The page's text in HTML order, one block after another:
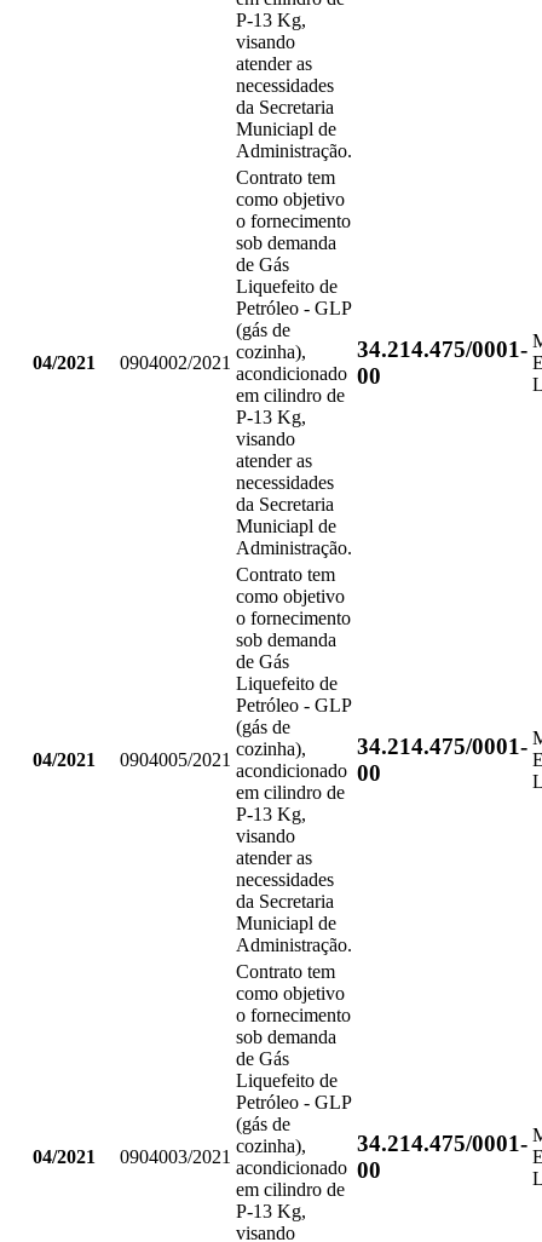
P-13 Kg,
visando
atender as
necessidades
da Secretaria
Municiapl de
Administração.
04/2021 0904002/2021
Contrato tem
como objetivo
o fornecimento
sob demanda
de Gás
Liquefeito de
Petróleo - GLP
(gás de
cozinha),
acondicionado
em cilindro de
P-13 Kg,
visando
atender as
necessidades
da Secretaria
Municiapl de
Administração.
34.214.475/0001-
00
04/2021 0904005/2021
Contrato tem
como objetivo
o fornecimento
sob demanda
de Gás
Liquefeito de
Petróleo - GLP
(gás de
cozinha),
acondicionado
em cilindro de
P-13 Kg,
visando
atender as
necessidades
da Secretaria
Municiapl de
Administração.
34.214.475/0001-
00
04/2021 0904003/2021
Contrato tem
como objetivo
o fornecimento
sob demanda
de Gás
Liquefeito de
Petróleo - GLP
(gás de
cozinha),
acondicionado
em cilindro de
P-13 Kg,
visando
34.214.475/0001-
00